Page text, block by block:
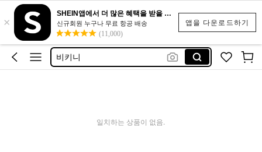
앱을 다운로드하기
×
SHEIN앱에서 더 많은 혜택을 받을 수 있어요.
신규회원 누구나 무료 항공 배송
(11,000)
반바지
나시
원피스
비키니
일치하는 상품이 없음.